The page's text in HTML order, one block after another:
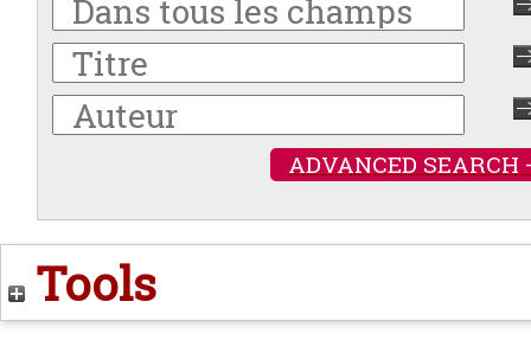
ADVANCED SEARCH
Tools